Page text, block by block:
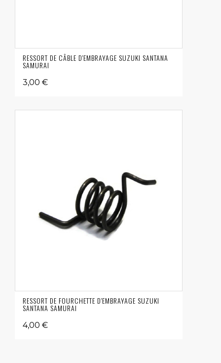
RESSORT DE CÂBLE D'EMBRAYAGE SUZUKI SANTANA
SAMURAI
3,00 €
RESSORT DE FOURCHETTE D'EMBRAYAGE SUZUKI
SANTANA SAMURAI
4,00 €